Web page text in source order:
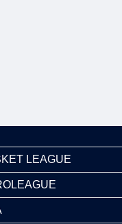
LEAGUE